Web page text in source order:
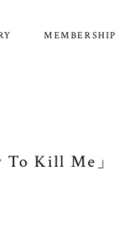
MEMBERSHIP
To Kill Me」